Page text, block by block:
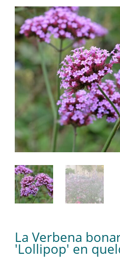
La Verbena
'Lollipop' en